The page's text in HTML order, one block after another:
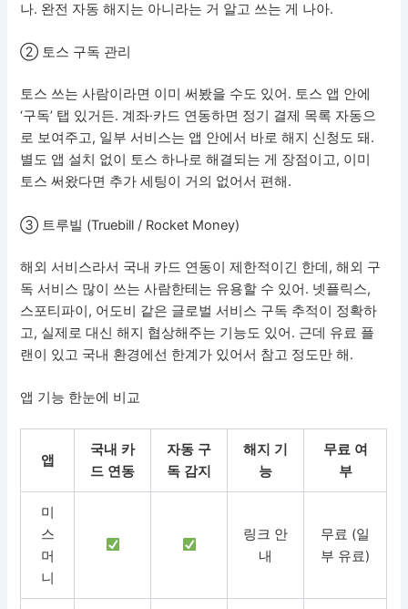
나. 완전 자동 해지는 아니라는 거 알고 쓰는 게 나아.
② 토스 구독 관리
토스 쓰는 사람이라면 이미 써봤을 수도 있어. 토스 앱 안에
‘구독’ 탭 있거든. 계좌·카드 연동하면 정기 결제 목록 자동으
로 보여주고, 일부 서비스는 앱 안에서 바로 해지 신청도 돼.
별도 앱 설치 없이 토스 하나로 해결되는 게 장점이고, 이미
토스 써왔다면 추가 세팅이 거의 없어서 편해.
③ 트루빌 (Truebill / Rocket Money)
해외 서비스라서 국내 카드 연동이 제한적이긴 한데, 해외 구
독 서비스 많이 쓰는 사람한테는 유용할 수 있어. 넷플릭스,
스포티파이, 어도비 같은 글로벌 서비스 구독 추적이 정확하
고, 실제로 대신 해지 협상해주는 기능도 있어. 근데 유료 플
랜이 있고 국내 환경에선 한계가 있어서 참고 정도만 해.
앱 기능 한눈에 비교
앱
국내 카
드 연동
자동 구
독 감지
해지 기
능
무료 여
부
미
스
머
니
링크 안
내
무료 (일
부 유료)